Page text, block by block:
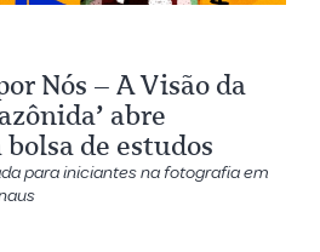
Nós – A Visão da
abre
de estudos
para iniciantes na fotografia em